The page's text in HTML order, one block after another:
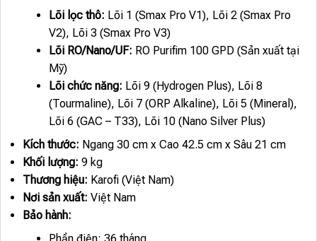
Lõi lọc thô: Lõi 1 (Smax Pro V1), Lõi 2 (Smax Pro
V2), Lõi 3 (Smax Pro V3)
Lõi RO/Nano/UF: RO Purifim 100 GPD (Sản xuất tại
Mỹ)
Lõi chức năng: Lõi 9 (Hydrogen Plus), Lõi 8
(Tourmaline), Lõi 7 (ORP Alkaline), Lõi 5 (Mineral),
Lõi 6 (GAC – T33), Lõi 10 (Nano Silver Plus)
Kích thước: Ngang 30 cm x Cao 42.5 cm x Sâu 21 cm
Khối lượng: 9 kg
Thương hiệu: Karofi (Việt Nam)
Nơi sản xuất: Việt Nam
Bảo hành: